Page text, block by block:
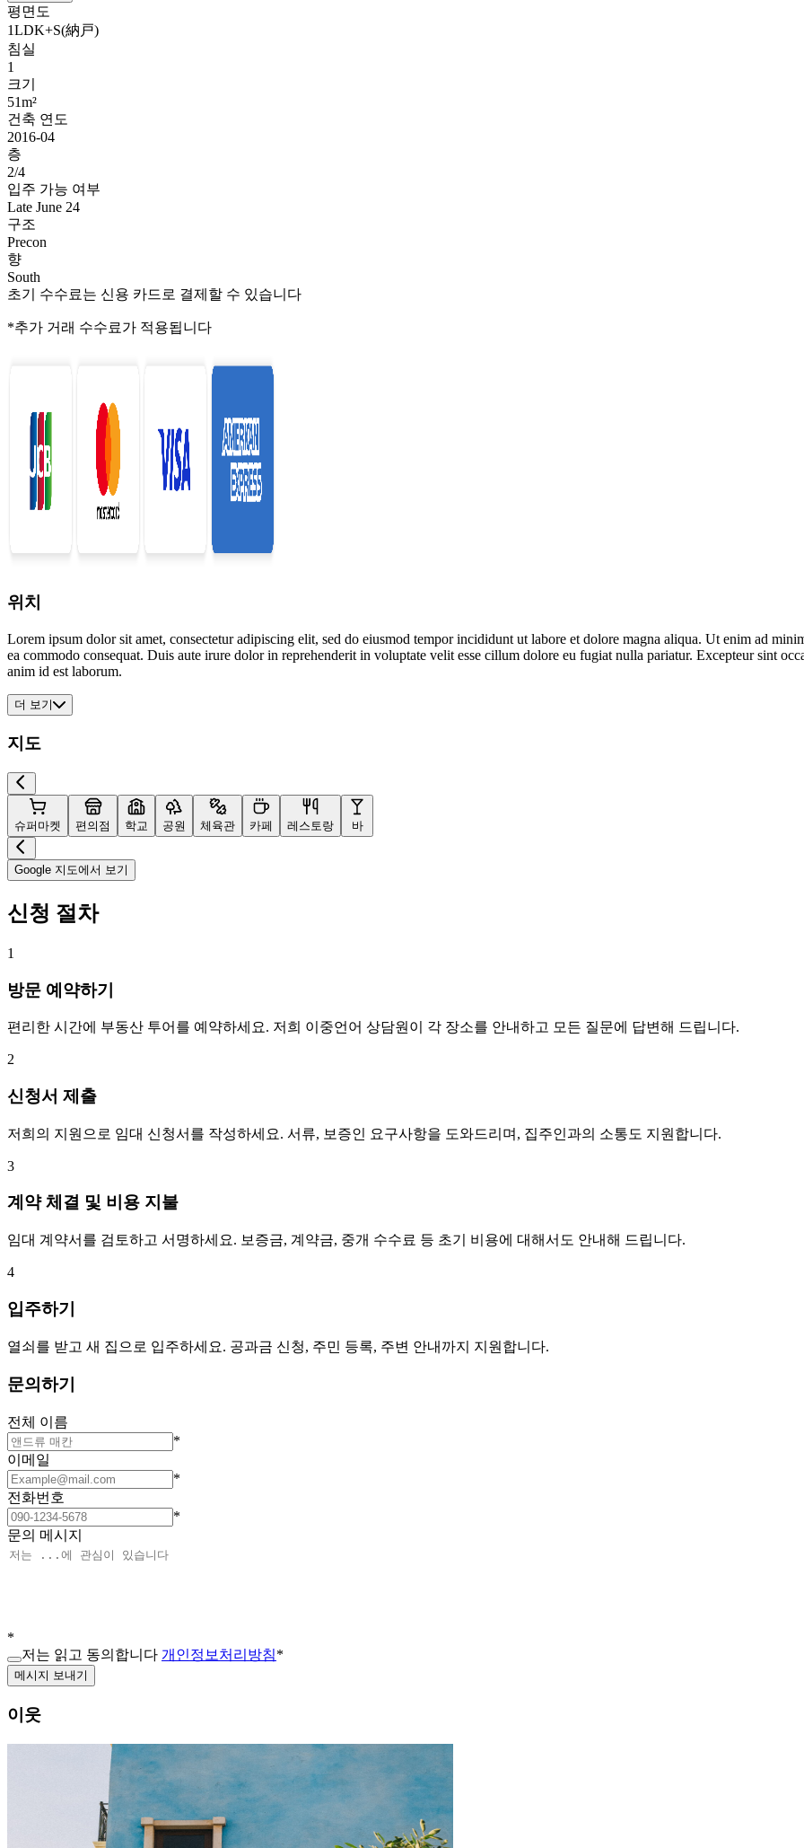
평면도
1LDK+S(納戸)
침실
1
크기
51m²
건축 연도
2016-04
층
2/4
입주 가능 여부
Late June 24
구조
Precon
향
South
초기 수수료는 신용 카드로 결제할 수 있습니다
*추가 거래 수수료가 적용됩니다
위치
Lorem ipsum dolor sit amet, consectetur adipiscing elit, sed do eiusmod tempor incididunt ut labore et dolore magna aliqua. Ut enim ad
ea commodo consequat. Duis aute irure dolor in reprehenderit in voluptate velit esse cillum dolore eu fugiat nulla pariatur. Excepteur sint
anim id est laborum.
더 보기
지도
슈퍼마켓 편의점 학교 공원 체육관 카페 레스토랑 바
Google 지도에서 보기
신청 절차
1
방문 예약하기
편리한 시간에 부동산 투어를 예약하세요. 저희 이중언어 상담원이 각 장소를 안내하고 모든 질문에 답변해 드립니다.
2
신청서 제출
저희의 지원으로 임대 신청서를 작성하세요. 서류, 보증인 요구사항을 도와드리며, 집주인과의 소통도 지원합니다.
3
계약 체결 및 비용 지불
임대 계약서를 검토하고 서명하세요. 보증금, 계약금, 중개 수수료 등 초기 비용에 대해서도 안내해 드립니다.
4
입주하기
열쇠를 받고 새 집으로 입주하세요. 공과금 신청, 주민 등록, 주변 안내까지 지원합니다.
문의하기
전체 이름
*
이메일
*
전화번호
*
문의 메시지
*
저는 읽고 동의합니다 개인정보처리방침*
메시지 보내기
이웃